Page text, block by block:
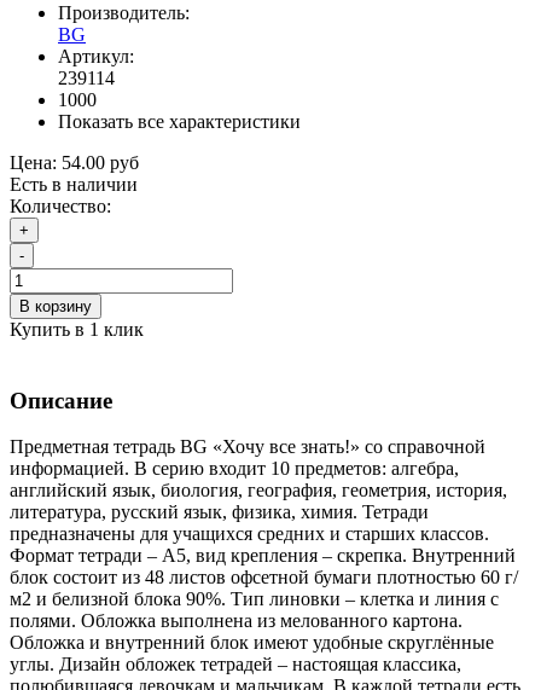
Производитель:
BG
Артикул:
239114
1000
Показать все характеристики
Цена: 54.00 руб
Есть в наличии
Количество:
+
-
В корзину
Купить в 1 клик
Описание
Предметная тетрадь BG «Хочу все знать!» со справочной
информацией. В серию входит 10 предметов: алгебра,
английский язык, биология, география, геометрия, история,
литература, русский язык, физика, химия. Тетради
предназначены для учащихся средних и старших классов.
Формат тетради – А5, вид крепления – скрепка. Внутренний
блок состоит из 48 листов офсетной бумаги плотностью 60 г/
м2 и белизной блока 90%. Тип линовки – клетка и линия с
полями. Обложка выполнена из мелованного картона.
Обложка и внутренний блок имеют удобные скруглённые
углы. Дизайн обложек тетрадей – настоящая классика,